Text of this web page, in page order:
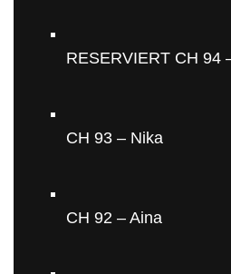
RESERVIERT CH 94
CH 93 – Nika
CH 92 – Aina